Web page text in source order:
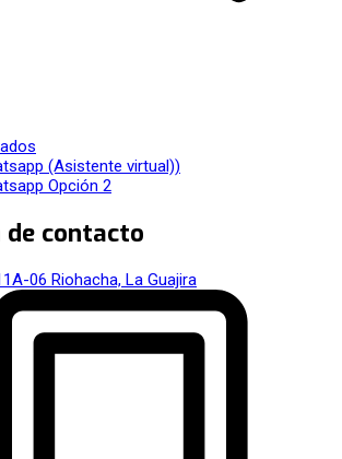
(Asistente virtual))
Opción 2
contacto
06 Riohacha, La Guajira